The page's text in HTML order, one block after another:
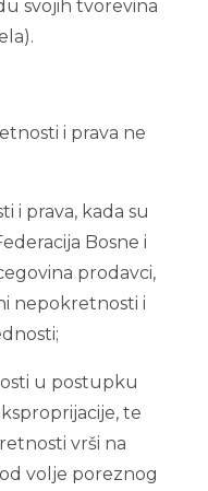
svojih tvorevina
i prava ne
i prava, kada su
Bosne i
prodavci,
nepokretnosti i
u postupku
te
vrši na
volje poreznog